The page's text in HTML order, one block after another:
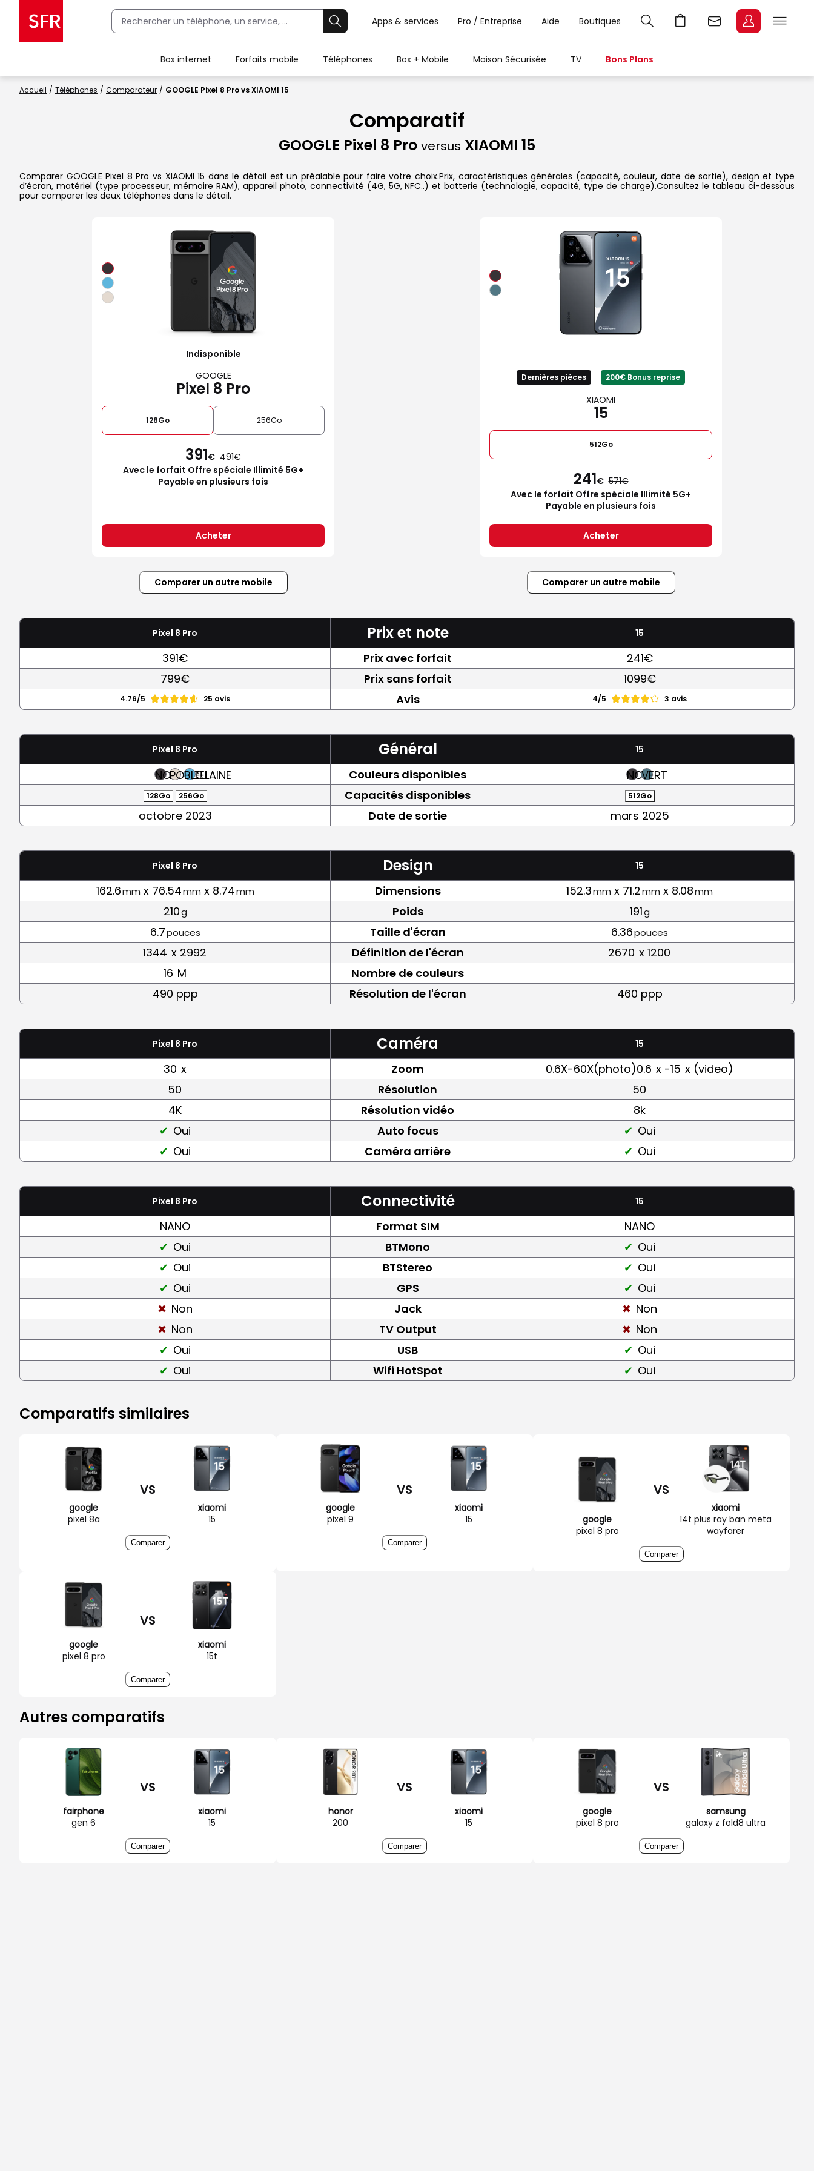
Apps & services Pro / Entreprise Aide Boutiques
Box internet Forfaits mobile Téléphones Box + Mobile Maison Sécurisée TV Bons Plans
Accueil Téléphones Comparateur GOOGLE Pixel 8 Pro vs XIAOMI 15
Comparatif
GOOGLE Pixel 8 Pro versus XIAOMI 15
Comparer GOOGLE Pixel 8 Pro vs XIAOMI 15 dans le détail est un préalable pour faire votre choix.Prix, caractéristiques générales (capacité, couleur, date de sortie), design et type
d’écran, matériel (type processeur, mémoire RAM), appareil photo, connectivité (4G, 5G, NFC..) et batterie (technologie, capacité, type de charge).Consultez le tableau ci-dessous
pour comparer les deux téléphones dans le détail.
Indisponible
GOOGLE
Pixel 8 Pro
128Go 256Go
391€ 491
Avec le forfait Offre spéciale Illimité 5G+
Payable en plusieurs fois
Acheter
Dernières pièces 200€ Bonus reprise
XIAOMI
15
512Go
241€ 571
Avec le forfait Offre spéciale Illimité 5G+
Payable en plusieurs fois
Acheter
Comparer un autre mobile Comparer un autre mobile
Pixel 8 Pro Prix et note 15
391€ Prix avec forfait
241€
799€
Prix sans forfait 1099€
4.76/5 25 avis Avis 4/5 3 avis
Pixel 8 Pro Général 15
NOIRPORCELAINE
BLEU Couleurs disponibles NOIRVERT
128Go 256Go Capacités disponibles 512Go
octobre 2023 Date de sortie mars 2025
Pixel 8 Pro Design 15
162.6mm x 76.54mm x 8.74mm Dimensions 152.3mm x 71.2mm x 8.08mm
210g Poids 191g
6.7pouces Taille d'écran 6.36pouces
1344 x 2992 Définition de l'écran 2670 x 1200
16 M
Nombre de couleurs
490 ppp
Résolution de l'écran 460 ppp
Pixel 8 Pro Caméra 15
30 x Zoom 0.6X-60X(photo)0.6 x -15 x (video)
50
Résolution
50
4K
Résolution vidéo
8k
Oui
Auto focus
Oui
Oui
Caméra arrière Oui
Pixel 8 Pro Connectivité 15
NANO Format SIM
NANO
Oui
BTMono
Oui
Oui
BTStereo
Oui
Oui
GPS
Oui
Non
Jack
Non
Non
TV Output
Non
Oui
USB
Oui
Oui
Wifi HotSpot Oui
Comparatifs similaires
google
pixel 8a
VS
xiaomi
15
Comparer
google
pixel 9
VS
xiaomi
15
Comparer
google
pixel 8 pro
VS
xiaomi
14t plus ray ban meta
wayfarer
Comparer
google
pixel 8 pro
VS
xiaomi
15t
Comparer
Autres comparatifs
fairphone
gen 6
VS
xiaomi
15
Comparer
honor
200
VS
xiaomi
15
Comparer
google
pixel 8 pro
VS
samsung
galaxy z fold8 ultra
Comparer